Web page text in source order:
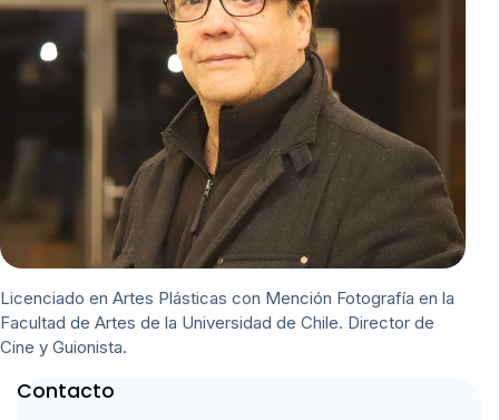
Licenciado en Artes Plásticas con Mención Fotografía en la
Facultad de Artes de la Universidad de Chile. Director de
Cine y Guionista.
Contacto